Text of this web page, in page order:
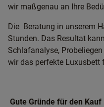
wir maßgenau an Ihre
Die Beratung in unserem
Stunden. Das Resultat
Schlafanalyse,
wir das perfekte Luxusbett
Gute Gründe für den